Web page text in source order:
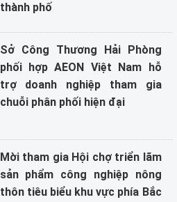
thành phố
Sở Công Thương Hải Phòng
phối hợp AEON Việt Nam hỗ
trợ doanh nghiệp tham gia
chuỗi phân phối hiện đại
Mời tham gia Hội chợ triển lãm
sản phẩm công nghiệp nông
thôn tiêu biểu khu vực phía Bắc